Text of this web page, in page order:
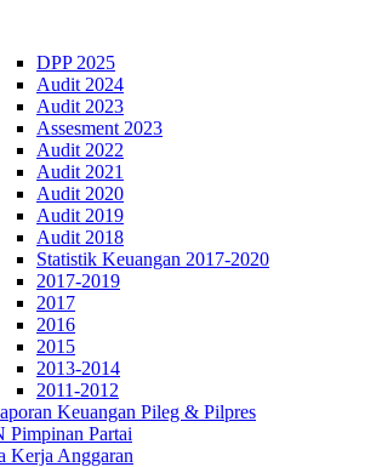
DPP 2025
Audit 2024
Audit 2023
Assesment 2023
Audit 2022
Audit 2021
Audit 2020
Audit 2019
Audit 2018
Statistik Keuangan 2017-2020
2017-2019
2017
2016
2015
2013-2014
2011-2012
Keuangan Pileg & Pilpres
Partai
Kerja Anggaran